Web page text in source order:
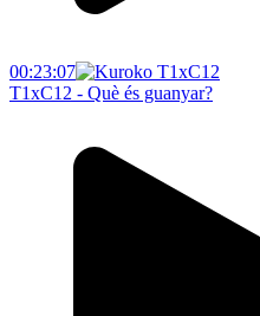
00:23:07
T1xC12 - Què és guanyar?